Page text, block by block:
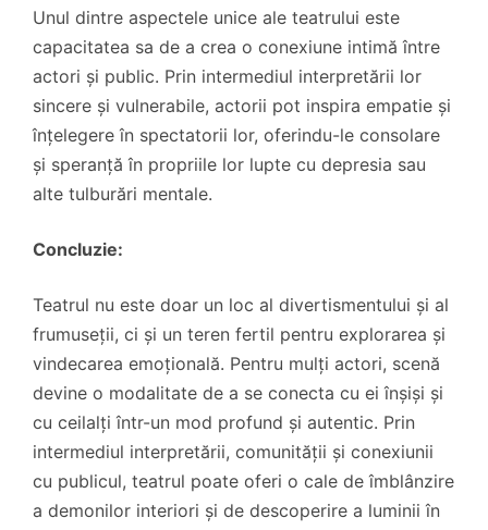
Unul dintre aspectele unice ale teatrului este
capacitatea sa de a crea o conexiune intimă între
actori și public. Prin intermediul interpretării lor
sincere și vulnerabile, actorii pot inspira empatie și
înțelegere în spectatorii lor, oferindu-le consolare
și speranță în propriile lor lupte cu depresia sau
alte tulburări mentale.
Concluzie:
Teatrul nu este doar un loc al divertismentului și al
frumuseții, ci și un teren fertil pentru explorarea și
vindecarea emoțională. Pentru mulți actori, scenă
devine o modalitate de a se conecta cu ei înșiși și
cu ceilalți într-un mod profund și autentic. Prin
intermediul interpretării, comunității și conexiunii
cu publicul, teatrul poate oferi o cale de îmblânzire
a demonilor interiori și de descoperire a luminii în